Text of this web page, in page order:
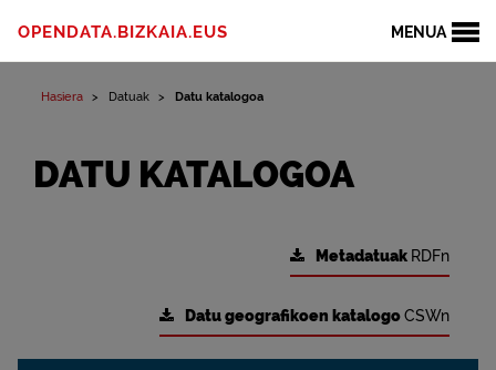
MENUA
OPENDATA.BIZKAIA.EUS
Hasiera Datuak Datu katalogoa
DATU KATALOGOA
Metadatuak RDFn
Datu geografikoen katalogoCSWn